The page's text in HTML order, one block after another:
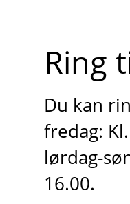
Ring
Du kan
fredag:
lørdag-
16.00.